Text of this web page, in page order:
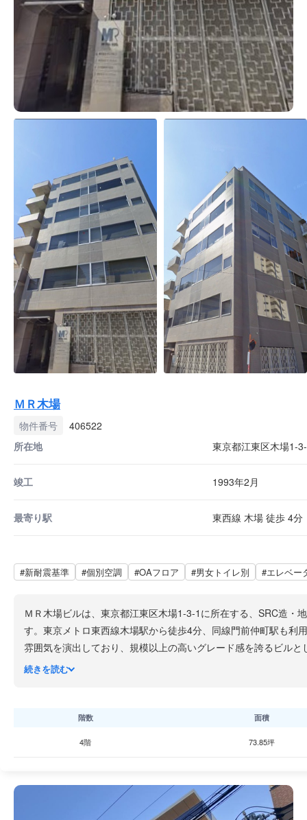
ＭＲ木場
物件番号
406522
所在地
東京都江東区木場1-
竣工 1993年2月
最寄り駅 東西線 木場 徒歩 4分
#新耐震基準 #個別空調 #OAフロア #男女トイレ別 #エレベー
ＭＲ木場ビルは、東京都江東区木場1-3-1に所在する、SRC造
す。東京メトロ東西線木場駅から徒歩4分、同線門前仲町駅も利
雰囲気を演出しており、規模以上の高いグレード感を誇るビル
必要な設備が揃っています。
きます。小〜中規模のフロア構成で、スタートアップから中堅
続きを読む
階数 面積
4階 73.85坪